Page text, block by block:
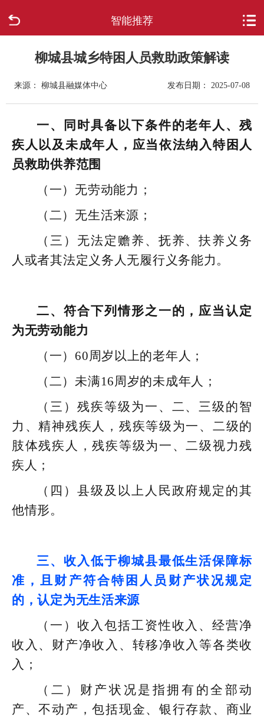
智能推荐
走进柳城
新闻中心
政府信息公开
网上办事
互动回应
数据专题
柳城县城乡特困人员救助政策解读
来源： 柳城县融媒体中心 发布日期： 2025-07-08
一、同时具备以下条件的老年人、残
疾人以及未成年人，应当依法纳入特困人
员救助供养范围
（一）无劳动能力；
（二）无生活来源；
（三）无法定赡养、抚养、扶养义务
人或者其法定义务人无履行义务能力。
二、符合下列情形之一的，应当认定
为无劳动能力
（一）60周岁以上的老年人；
（二）未满16周岁的未成年人；
（三）残疾等级为一、二、三级的智
力、精神残疾人，残疾等级为一、二级的
肢体残疾人，残疾等级为一、二级视力残
疾人；
（四）县级及以上人民政府规定的其
他情形。
三、收入低于柳城县最低生活保障标
准，且财产符合特困人员财产状况规定
的，认定为无生活来源
（一）收入包括工资性收入、经营净
收入、财产净收入、转移净收入等各类收
入；
（二）财产状况是指拥有的全部动
产、不动产，包括现金、银行存款、商业